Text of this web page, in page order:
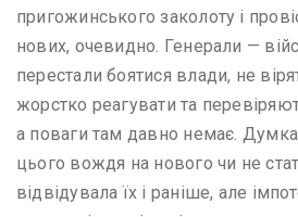
пригожинського заколоту і
нових, очевидно. Генерали —
перестали боятися влади, не
жорстко реагувати та
а поваги там давно немає.
цього вождя на нового чи не
відвідувала їх і раніше, але